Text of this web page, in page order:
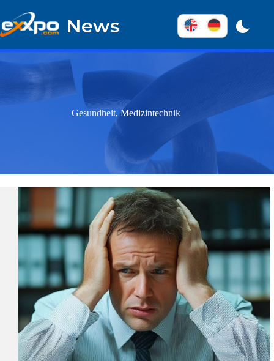
zum
Inhalt
News
Gesundheit, Medizintechnik